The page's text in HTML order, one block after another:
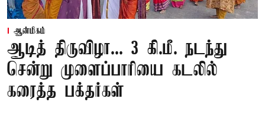
ஆன்மிகம்
ஆடித் திருவிழா... 3 கி.மீ. நடந்து
சென்று முளைப்பாரியை கடலில்
கரைத்த பக்தர்கள்